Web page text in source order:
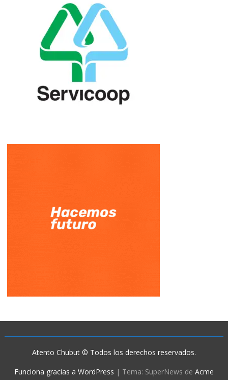
Atento Chubut © Todos los derechos reservados.
Funciona gracias a WordPress | Tema: SuperNews de Acme